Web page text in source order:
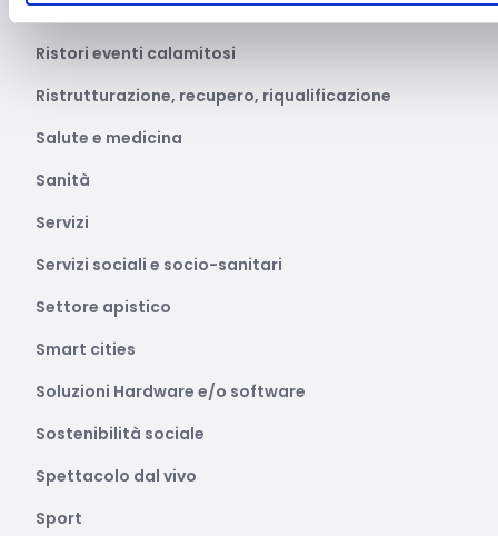
Rigenerazione Urbana
Ristori eventi calamitosi
Ristrutturazione, recupero, riqualificazione
Salute e medicina
Sanità
Servizi
Servizi sociali e socio-sanitari
Settore apistico
Smart cities
Soluzioni Hardware e/o software
Sostenibilità sociale
Spettacolo dal vivo
Sport